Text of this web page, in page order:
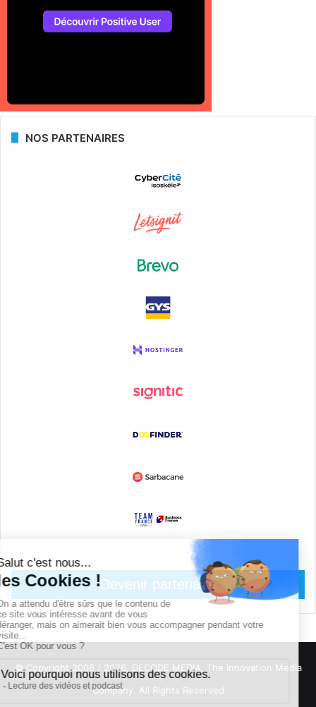
NOS PARTENAIRES
Devenir partenaire
© Copyright 2008 / 2026, DECODE MEDIA, The Innovation Media
Company.
All Rights Reserved